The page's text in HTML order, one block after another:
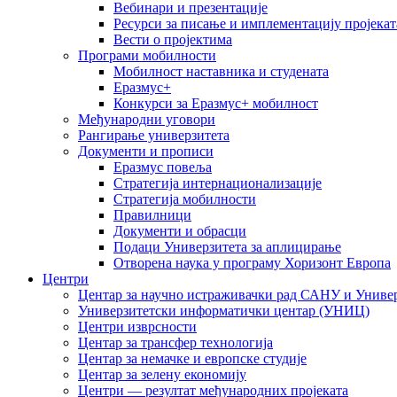
Вебинари и презентације
Ресурси за писање и имплементацију
Вести о пројектима
Програми мобилности
Мобилност наставника и студената
Еразмус+
Конкурси за Еразмус+ мобилност
Међународни уговори
Рангирање универзитета
Документи и прописи
Еразмус повеља
Стратегија интернационализације
Стратегија мобилности
Правилници
Документи и обрасци
Подаци Универзитета за аплицирање
Отворена наука у програму Хоризонт Европа
Центри
Центар за научно истраживачки рад САНУ и
Универзитетски информатички центар (УНИЦ)
Центри изврсности
Центар за трансфер технологија
Центар за немачке и европске студије
Центар за зелену економију
Центри — резултат међународних пројеката